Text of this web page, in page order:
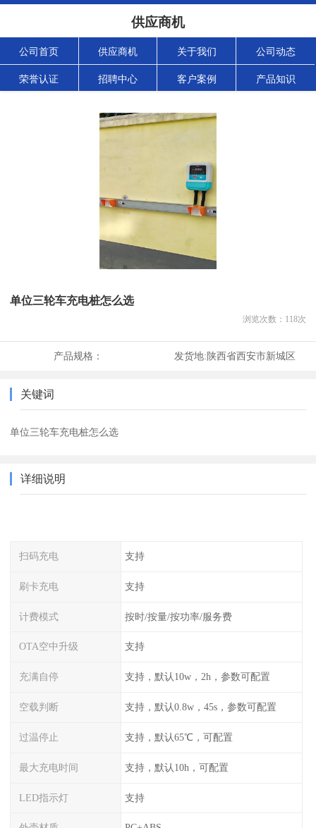
供应商机
公司首页 供应商机 关于我们 公司动态
荣誉认证 招聘中心 客户案例 产品知识
单位三轮车充电桩怎么选
浏览次数： 118次
产品规格： 发货地:陕西省西安市新城区
关键词
单位三轮车充电桩怎么选
详细说明
扫码充电 支持
刷卡充电 支持
计费模式 按时/按量/按功率/服务费
OTA空中升级 支持
充满自停 支持，默认10w，2h，参数可配置
空载判断 支持，默认0.8w，45s，参数可配置
过温停止 支持，默认65℃，可配置
最大充电时间 支持，默认10h，可配置
LED指示灯 支持